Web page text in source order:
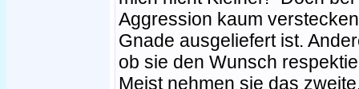
Aggression kaum
Gnade ausgeliefert ist.
ob sie den Wunsch
Meist nehmen sie das